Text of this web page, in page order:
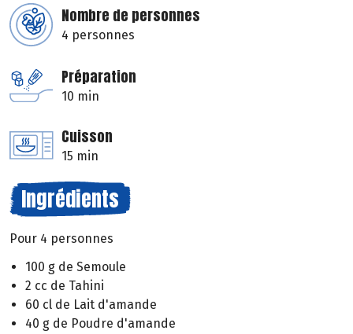
Nombre de personnes
4 personnes
Préparation
10 min
Cuisson
15 min
Ingrédients
Pour 4 personnes
100 g de Semoule
2 cc de Tahini
60 cl de Lait d'amande
40 g de Poudre d'amande